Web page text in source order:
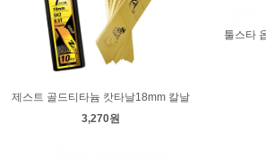
제스트 골드티타늄 캇타날18mm 칼날
3,270원
툴스타